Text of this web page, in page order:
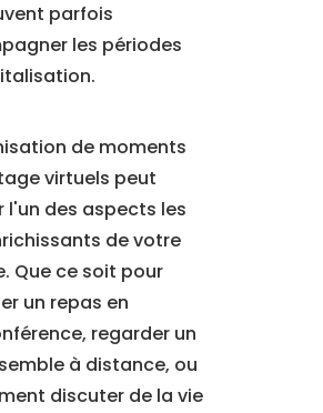
parfois
les périodes
de moments
virtuels peut
l'un des aspects les
de votre
Que ce soit pour
un repas en
regarder un
à distance, ou
discuter de la vie